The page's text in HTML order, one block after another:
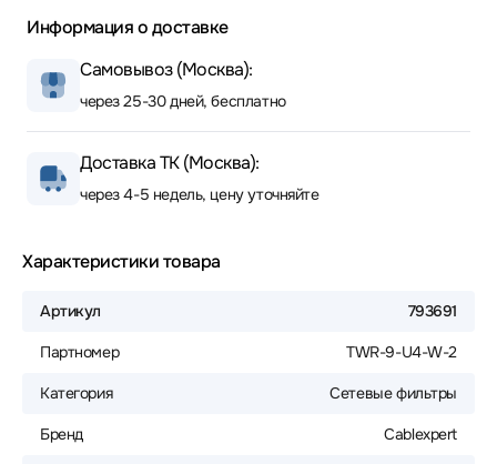
Информация о доставке
Самовывоз (Москва):
через 25-30 дней, бесплатно
Доставка ТК (Москва):
через 4-5 недель, цену уточняйте
Характеристики товара
Артикул 793691
Партномер TWR-9-U4-W-2
Категория Сетевые фильтры
Бренд Cablexpert